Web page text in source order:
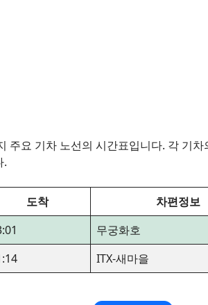
주요 기차 노선의 시간표입니다. 각 기
.
도착 차편정보
무궁화호
ITX-새마을